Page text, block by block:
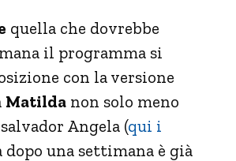
quella che dovrebbe
il programma si
con la versione
Matilda non solo meno
Angela (qui i
dopo una settimana è già